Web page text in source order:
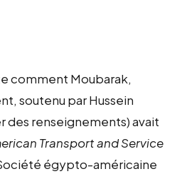
comment Moubarak,
soutenu par Hussein
des renseignements) avait
Transport and Service
égypto-américaine